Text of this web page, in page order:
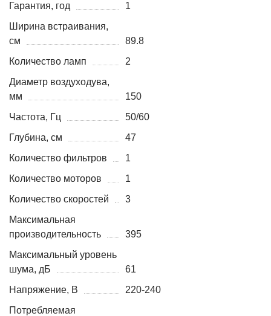
Гарантия, год
1
Ширина встраивания,
см
89.8
Количество ламп
2
Диаметр воздуходува,
мм
150
Частота, Гц
50/60
Глубина, см
47
Количество фильтров
1
Количество моторов
1
Количество скоростей
3
Максимальная
производительность
395
Максимальный уровень
шума, дБ
61
Напряжение, В
220-240
Потребляемая